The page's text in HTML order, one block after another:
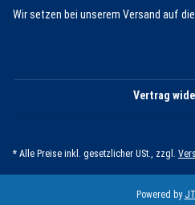
Wir setzen bei unserem Versand auf
Vertrag
* Alle Preise inkl. gesetzlicher USt., zzgl.
Powered by